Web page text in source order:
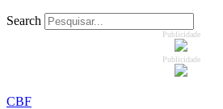
Search
Publicidade
Publicidade
CBF